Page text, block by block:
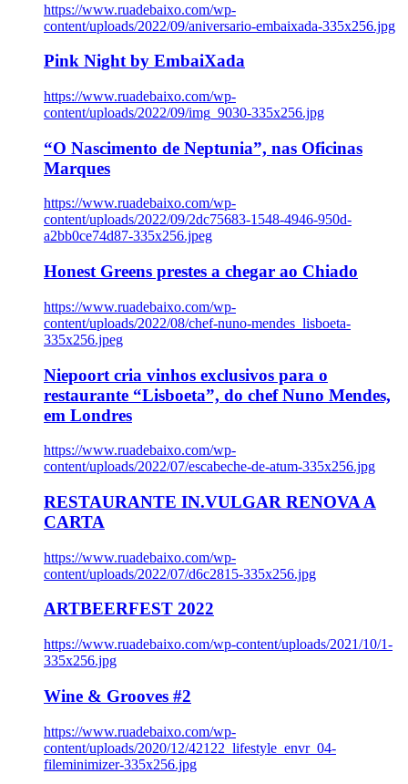
https://www.ruadebaixo.com/wp-
content/uploads/2022/09/aniversario-embaixada-335x256.jpg
Pink Night by EmbaiXada
https://www.ruadebaixo.com/wp-
content/uploads/2022/09/img_9030-335x256.jpg
“O Nascimento de Neptunia”, nas Oficinas
Marques
https://www.ruadebaixo.com/wp-
content/uploads/2022/09/2dc75683-1548-4946-950d-
a2bb0ce74d87-335x256.jpeg
Honest Greens prestes a chegar ao Chiado
https://www.ruadebaixo.com/wp-
content/uploads/2022/08/chef-nuno-mendes_lisboeta-
335x256.jpeg
Niepoort cria vinhos exclusivos para o
restaurante “Lisboeta”, do chef Nuno Mendes,
em Londres
https://www.ruadebaixo.com/wp-
content/uploads/2022/07/escabeche-de-atum-335x256.jpg
RESTAURANTE IN.VULGAR RENOVA A
CARTA
https://www.ruadebaixo.com/wp-
content/uploads/2022/07/d6c2815-335x256.jpg
ARTBEERFEST 2022
https://www.ruadebaixo.com/wp-content/uploads/2021/10/1-
335x256.jpg
Wine & Grooves #2
https://www.ruadebaixo.com/wp-
content/uploads/2020/12/42122_lifestyle_envr_04-
fileminimizer-335x256.jpg